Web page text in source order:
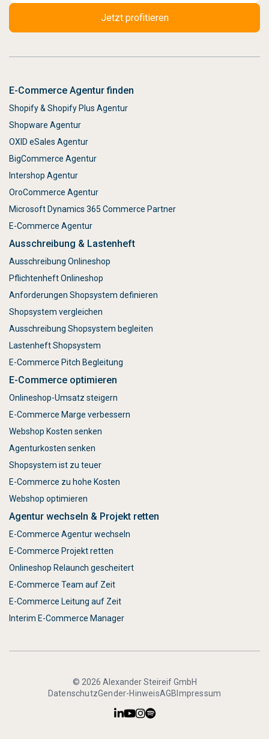
E-Commerce Agentur finden
Shopify & Shopify Plus Agentur
Shopware Agentur
OXID eSales Agentur
BigCommerce Agentur
Intershop Agentur
OroCommerce Agentur
Microsoft Dynamics 365 Commerce Partner
E-Commerce Agentur
Ausschreibung & Lastenheft
Ausschreibung Onlineshop
Pflichtenheft Onlineshop
Anforderungen Shopsystem definieren
Shopsystem vergleichen
Ausschreibung Shopsystem begleiten
Lastenheft Shopsystem
E-Commerce Pitch Begleitung
E-Commerce optimieren
Onlineshop-Umsatz steigern
E-Commerce Marge verbessern
Webshop Kosten senken
Agenturkosten senken
Shopsystem ist zu teuer
E-Commerce zu hohe Kosten
Webshop optimieren
Agentur wechseln & Projekt retten
E-Commerce Agentur wechseln
E-Commerce Projekt retten
Onlineshop Relaunch gescheitert
E-Commerce Team auf Zeit
E-Commerce Leitung auf Zeit
Interim E-Commerce Manager
© 2026 Alexander Steireif GmbH
DatenschutzGender-HinweisAGB Impressum
